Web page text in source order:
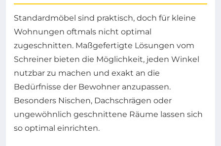
Standardmöbel sind praktisch, doch für kleine
Wohnungen oftmals nicht optimal
zugeschnitten. Maßgefertigte Lösungen vom
Schreiner bieten die Möglichkeit, jeden Winkel
nutzbar zu machen und exakt an die
Bedürfnisse der Bewohner anzupassen.
Besonders Nischen, Dachschrägen oder
ungewöhnlich geschnittene Räume lassen sich
so optimal einrichten.